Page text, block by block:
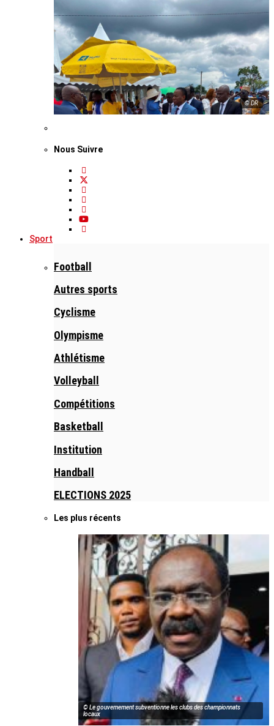
© DR
Nous Suivre
Sport
Football
Autres sports
Cyclisme
Olympisme
Athlétisme
Volleyball
Compétitions
Basketball
Institution
Handball
ELECTIONS 2025
Les plus récents
© Le gouvernement subventionne les clubs des championnats
locaux